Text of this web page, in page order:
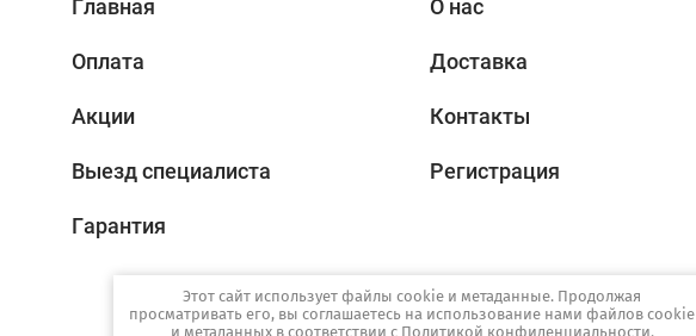
Главная О нас
Оплата Доставка
Акции Контакты
Выезд специалиста Регистрация
Гарантия
Этот сайт использует файлы cookie и метаданные. Продолжая
просматривать его, вы соглашаетесь на использование нами файлов cookie
и метаданных в соответствии с Политикой конфиденциальности.